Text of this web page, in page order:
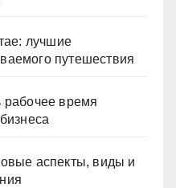
лучшие
путешествия
рабочее время
аспекты, виды и